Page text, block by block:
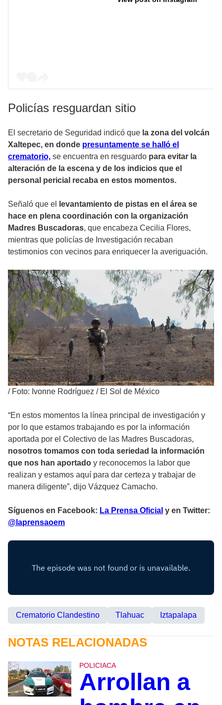
Policías resguardan sitio
El secretario de Seguridad indicó que la zona del volcán
Xaltepec, en donde presuntamente se halló el
crematorio, se encuentra en resguardo para evitar la
alteración de la escena y de los indicios que el
personal pericial recaba en estos momentos.
Señaló que el
levantamiento de pistas en el área se
hace en plena coordinación con la organización
Madres Buscadoras, que encabeza Cecilia Flores,
mientras que policías de Investigación recaban
testimonios con vecinos para enriquecer la averiguación.
/ Foto: Ivonne Rodríguez / El Sol de México
“En estos momentos la línea principal de investigación y
por lo que estamos trabajando es por la información
aportada por el Colectivo de las Madres Buscadoras,
nosotros tomamos con toda seriedad la información
que nos han aportado y reconocemos la labor que
realizan y estamos aquí para dar certeza y trabajar de
manera diligente”, dijo Vázquez Camacho.
Síguenos en Facebook: La Prensa Oficial y en Twitter:
@laprensaoem
Crematorio Clandestino Tlahuac Iztapalapa
NOTAS RELACIONADAS
POLICIACA
Arrollan a